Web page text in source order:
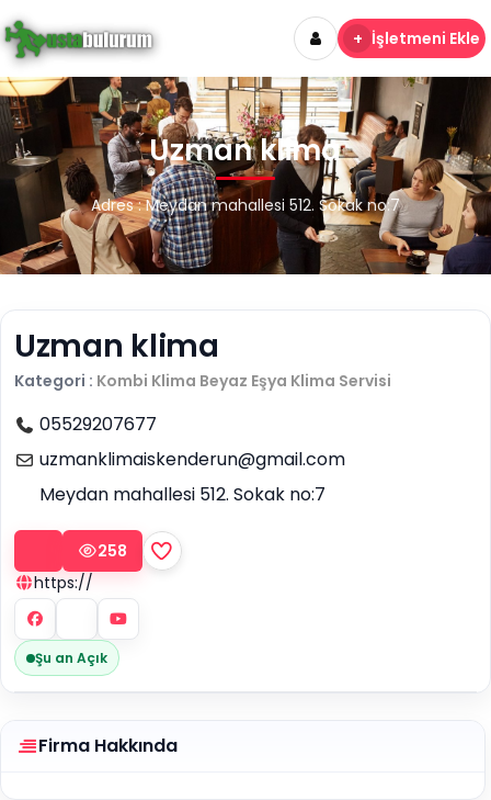
+ İşletmeni Ekle
Uzman klima
Adres : Meydan mahallesi 512. Sokak no:7
Uzman klima
Kategori : Kombi Klima Beyaz Eşya Klima Servisi
05529207677
uzmanklimaiskenderun@gmail.com
Meydan mahallesi 512. Sokak no:7
258
https://
Şu an Açık
Firma Hakkında